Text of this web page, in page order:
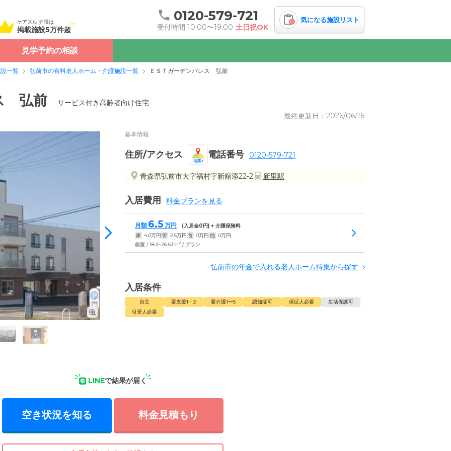
ケアスル 介護は
掲載施設5万件超
0120-579-721
受付時間 10:00〜19:00 土日祝OK
0 気になる施設リスト
見学予約の相談
一覧 弘前市の有料老人ホーム・介護施設一覧 ＥＳＴガーデンパレス 弘前
弘前
サービス付き高齢者向け住宅
最終更新日：2026/06/16
基本情報
住所/アクセス
地図
電話番号 0120-579-721
青森県弘前市大字福村字新舘添22-2 新里駅
入居費用 料金プランを見る
月額 6.5 万円 (入居金0円) + 介護保険料
家 4.0万円 管 2.5万円 食 0万円 他 0万円
個室 / 18.3~26.53m2 / プラン
弘前市の年金で入れる老人ホーム特集から探す
入居条件
自立 要支援1・2 要介護1〜5 認知症可 保証人必要
生活保護可
引受人必要
LINEで結果が届く
空き状況を知る 料金見積もり